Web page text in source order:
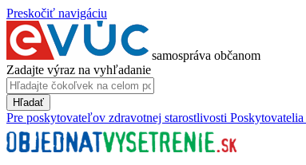
Preskočiť navigáciu
samospráva občanom
Zadajte výraz na vyhľadanie
Hľadať
Pre poskytovateľov zdravotnej starostlivosti Poskytovatelia